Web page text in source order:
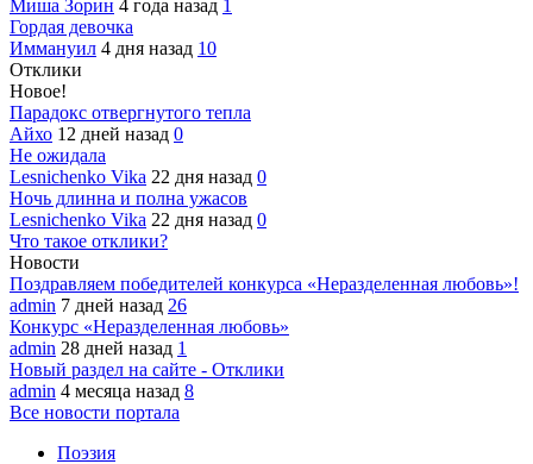
Миша Зорин 4 года назад 1
Гордая девочка
Иммануил 4 дня назад 10
Отклики
Новое!
Парадокс отвергнутого тепла
Айхо 12 дней назад 0
Не ожидала
Lesnichenko Vika 22 дня назад 0
Ночь длинна и полна ужасов
Lesnichenko Vika 22 дня назад 0
Что такое отклики?
Новости
Поздравляем победителей конкурса «Неразделенная любовь»!
admin 7 дней назад 26
Конкурс «Неразделенная любовь»
admin 28 дней назад 1
Новый раздел на сайте - Отклики
admin 4 месяца назад 8
Все новости портала
Поэзия